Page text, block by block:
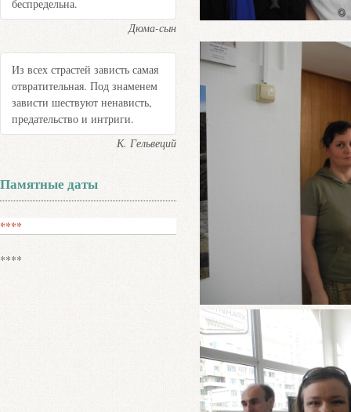
беспредельна.
Дюма-сын
Из всех страстей зависть самая
отвратительная. Под знаменем
зависти шествуют ненависть,
предательство и интриги.
К. Гельвеций
Памятные даты
****
****